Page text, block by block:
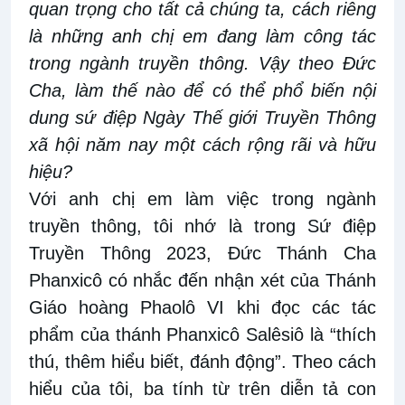
quan trọng cho tất cả chúng ta, cách riêng
là những anh chị em đang làm công tác
trong ngành truyền thông. Vậy theo Đức
Cha, làm thế nào để có thể phổ biến nội
dung sứ điệp Ngày Thế giới Truyền Thông
xã hội năm nay một cách rộng rãi và hữu
hiệu?
Với anh chị em làm việc trong ngành
truyền thông, tôi nhớ là trong Sứ điệp
Truyền Thông 2023, Đức Thánh Cha
Phanxicô có nhắc đến nhận xét của Thánh
Giáo hoàng Phaolô VI khi đọc các tác
phẩm của thánh Phanxicô Salêsiô là “thích
thú, thêm hiểu biết, đánh động”. Theo cách
hiểu của tôi, ba tính từ trên diễn tả con